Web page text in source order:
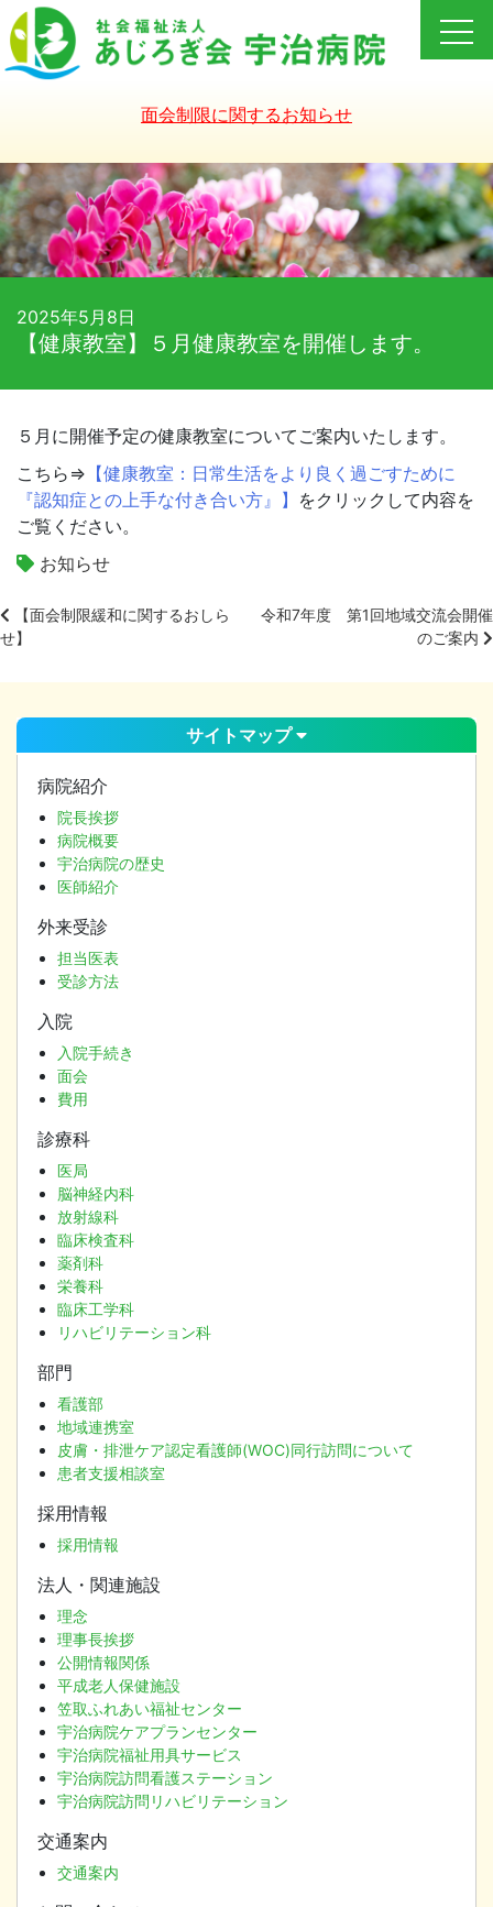
Skip
to
content
面会制限に関するお知らせ
2025年5月8日
【健康教室】５月健康教室を開催します。
５月に開催予定の健康教室についてご案内いたします。
こちら⇒ 【健康教室：日常生活をより良く過ごすために
『認知症との上手な付き合い方』】 をクリックして内容を
ご覧ください。
お知らせ
投
稿
ビ
ゲ
【面会制限緩和に関するおしら
せ】
令和7年度 第1回地域交流会開催
のご案内
サイトマップ
病院紹介
院長挨拶
病院概要
宇治病院の歴史
医師紹介
外来受診
担当医表
受診方法
入院
入院手続き
面会
費用
診療科
医局
脳神経内科
放射線科
臨床検査科
薬剤科
栄養科
臨床工学科
リハビリテーション科
部門
看護部
地域連携室
皮膚・排泄ケア認定看護師(WOC)同行訪問について
患者支援相談室
採用情報
採用情報
法人・関連施設
理念
理事長挨拶
公開情報関係
平成老人保健施設
笠取ふれあい福祉センター
宇治病院ケアプランセンター
宇治病院福祉用具サービス
宇治病院訪問看護ステーション
宇治病院訪問リハビリテーション
交通案内
交通案内